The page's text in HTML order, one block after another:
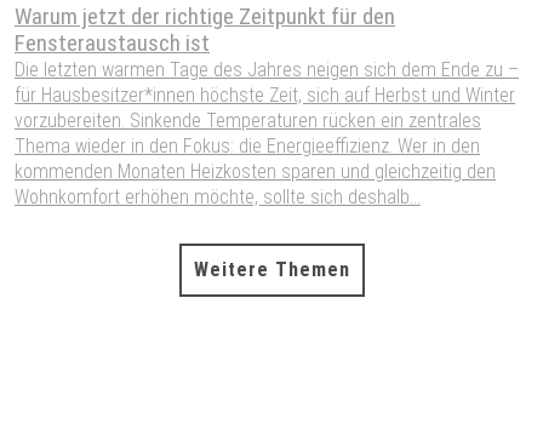
Warum jetzt der richtige Zeitpunkt für den
Fensteraustausch ist
Die letzten warmen Tage des Jahres neigen sich dem Ende zu –
für Hausbesitzer*innen höchste Zeit, sich auf Herbst und Winter
vorzubereiten. Sinkende Temperaturen rücken ein zentrales
Thema wieder in den Fokus: die Energieeffizienz. Wer in den
kommenden Monaten Heizkosten sparen und gleichzeitig den
Wohnkomfort erhöhen möchte, sollte sich deshalb...
Weitere Themen